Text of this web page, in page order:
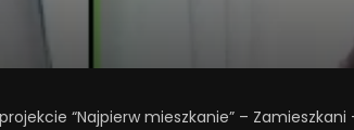
“Najpierw mieszkanie” –